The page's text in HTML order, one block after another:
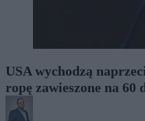
USA wychodzą
ropę zawieszone na 60